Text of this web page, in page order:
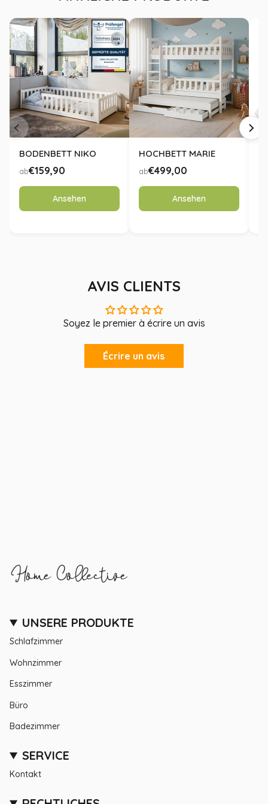
Montage: Einfache Selbstmontage mit beiliegender
Anleitung
Matratze
: Optional erhältlich für beide Größen
BODENBETT NIKO
ab€159,90
Ansehen
HOCHBETT MARIE
ab€499,00
Ansehen
AVIS CLIENTS
Soyez le premier à écrire un avis
Écrire un avis
UNSERE PRODUKTE
Schlafzimmer
Wohnzimmer
Esszimmer
Büro
Badezimmer
SERVICE
Kontakt